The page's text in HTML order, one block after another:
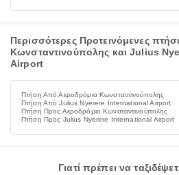
Περισσότερες Προτεινόμενες
Κωνσταντινούπολης και Julius
Airport
Πτήση Από Αεροδρόμιο Κωνσταντινούπολης
Πτήση Από Julius Nyerere International Airport
Πτήση Προς Αεροδρόμιο Κωνσταντινούπολης
Πτήση Προς Julius Nyerere International Airport
Γιατί πρέπει να